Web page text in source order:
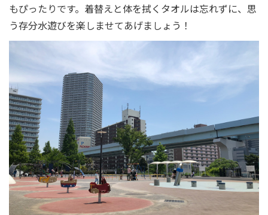
もぴったりです。着替えと体を拭くタオルは忘れずに、思
う存分水遊びを楽しませてあげましょう！